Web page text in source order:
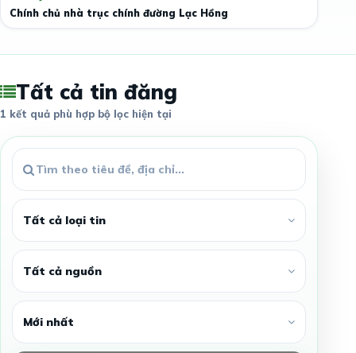
Chính chủ nhà trục chính đường Lạc Hồng
Tất cả tin đăng
1 kết quả phù hợp bộ lọc hiện tại